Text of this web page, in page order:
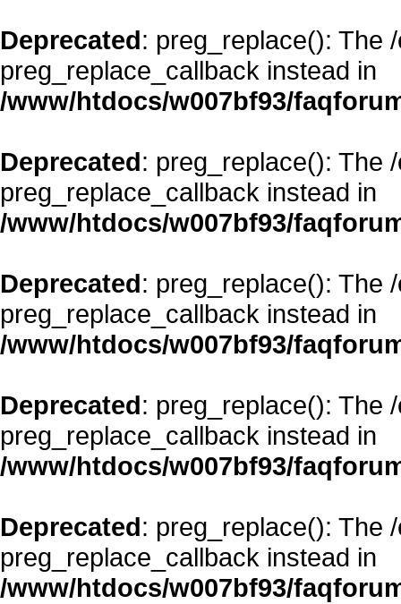
Deprecated: preg_replace(): The
preg_replace_callback instead in
/www/htdocs/w007bf93/
Deprecated: preg_replace(): The
preg_replace_callback instead in
/www/htdocs/w007bf93/
Deprecated: preg_replace(): The
preg_replace_callback instead in
/www/htdocs/w007bf93/
Deprecated: preg_replace(): The
preg_replace_callback instead in
/www/htdocs/w007bf93/
Deprecated: preg_replace(): The
preg_replace_callback instead in
/www/htdocs/w007bf93/